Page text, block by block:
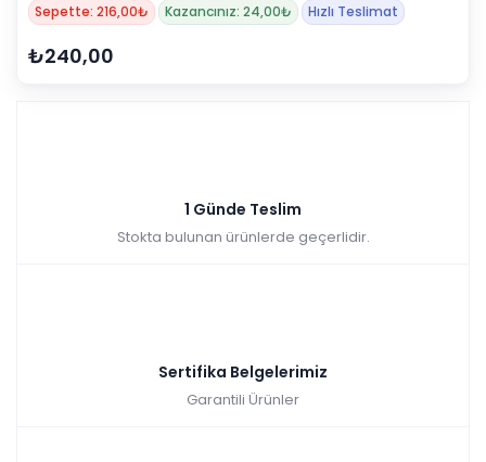
Sepette: 216,00₺ Kazancınız: 24,00₺ Hızlı Teslimat
₺240,00
1 Günde Teslim
Stokta bulunan ürünlerde geçerlidir.
Sertifika Belgelerimiz
Garantili Ürünler